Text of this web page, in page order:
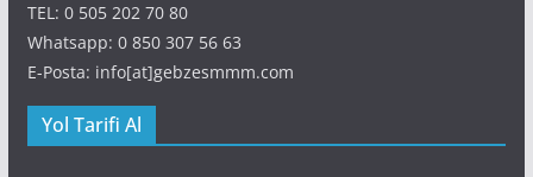
TEL: 0 505 202 70 80
Whatsapp: 0 850 307 56 63
E-Posta: info[at]gebzesmmm.com
Yol Tarifi Al